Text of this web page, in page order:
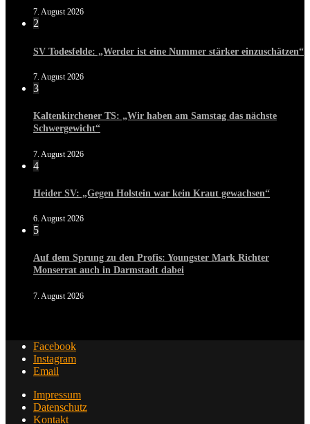
7. August 2026
2
SV Todesfelde: „Werder ist eine Nummer stärker einzuschätzen“
7. August 2026
3
Kaltenkirchener TS: „Wir haben am Samstag das nächste
Schwergewicht“
7. August 2026
4
Heider SV: „Gegen Holstein war kein Kraut gewachsen“
6. August 2026
5
Auf dem Sprung zu den Profis: Youngster Mark Richter
Monserrat auch in Darmstadt dabei
7. August 2026
Facebook
Instagram
Email
Impressum
Datenschutz
Kontakt